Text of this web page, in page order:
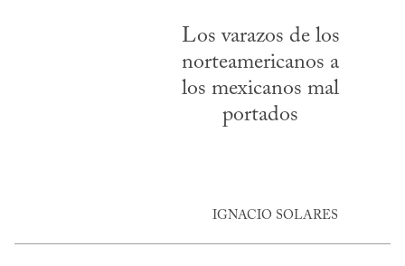
Los varazos de los
norteamericanos a
los mexicanos mal
portados
IGNACIO SOLARES